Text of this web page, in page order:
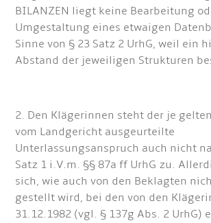
BILANZEN liegt keine Bearbeitung
Umgestaltung eines etwaigen
Sinne von § 23 Satz 2 UrhG, weil ein
Abstand der jeweiligen Strukturen
2. Den Klägerinnen steht der je
vom Landgericht ausgeurteilte
Unterlassungsanspruch auch nicht
Satz 1 i.V.m. §§ 87a ff UrhG zu.
sich, wie auch von den Beklagten
gestellt wird, bei den von den
31.12.1982 (vgl. § 137g Abs. 2 UrhG)